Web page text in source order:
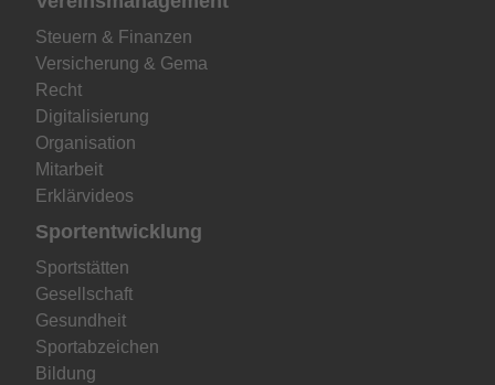
Steuern & Finanzen
Versicherung & Gema
Recht
Digitalisierung
Organisation
Mitarbeit
Erklärvideos
Sportentwicklung
Sportstätten
Gesellschaft
Gesundheit
Sportabzeichen
Bildung